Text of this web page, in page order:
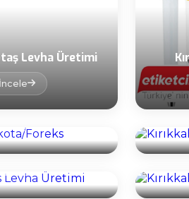
Levha Üretimi
İncele
Dekota/Foreks
Levha Üretimi
İncele
Güvenliği Levha